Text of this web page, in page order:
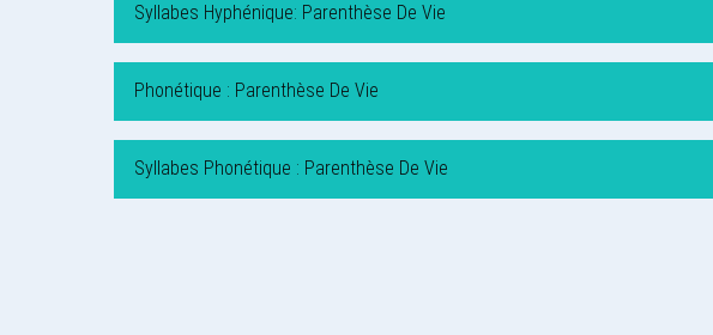
Syllabes Hyphénique: Parenthèse De Vie
Phonétique : Parenthèse De Vie
Syllabes Phonétique : Parenthèse De Vie